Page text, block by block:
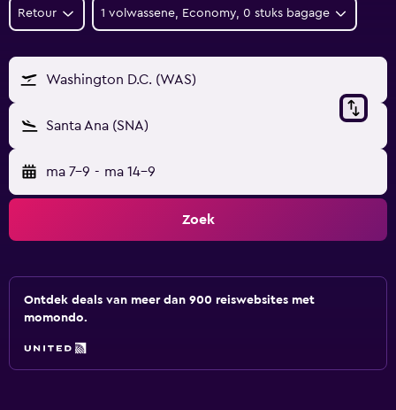
Retour 1 volwassene, Economy, 0 stuks bagage
Washington D.C. (WAS)
Santa Ana (SNA)
ma 7-9 - ma 14-9
Zoek
Ontdek deals van meer dan 900 reiswebsites met
momondo.